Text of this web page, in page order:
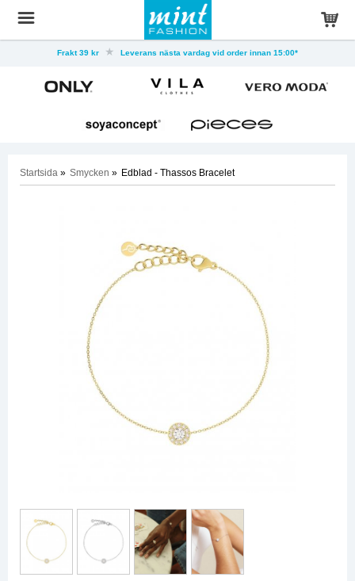
Frakt 39 kr Leverans nästa vardag vid order innan 15:00*
Startsida » Smycken » Edblad - Thassos Bracelet